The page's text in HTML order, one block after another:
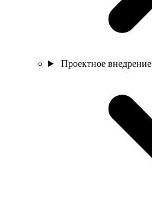
Проектное внедрение